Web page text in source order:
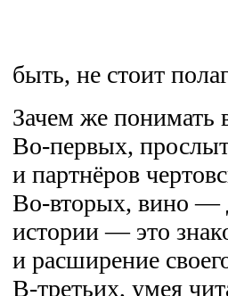
быть, не стоит
Зачем же понимать
Во-первых,
и партнёров
Во-вторых, вино —
истории — это
и расширение
В-третьих, умея